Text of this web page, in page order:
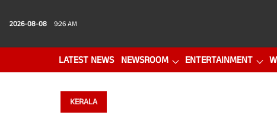
2026-08-08 9:26 AM
LATEST NEWS NEWSROOM ENTERTAINMENT
KERALA